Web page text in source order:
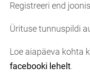
Registreeri end
Ürituse tunnuspildi
Loe aiapäeva kohta
facebooki lehelt.